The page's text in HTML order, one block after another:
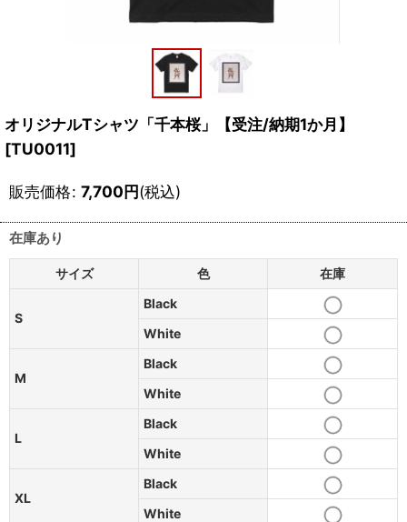
オリジナルTシャツ「千本桜」【受注/納期1か月】
[TU0011]
販売価格: 7,700円(税込)
在庫あり
サイズ 色 在庫
S
Black
White
M
Black
White
L
Black
White
XL
Black
White